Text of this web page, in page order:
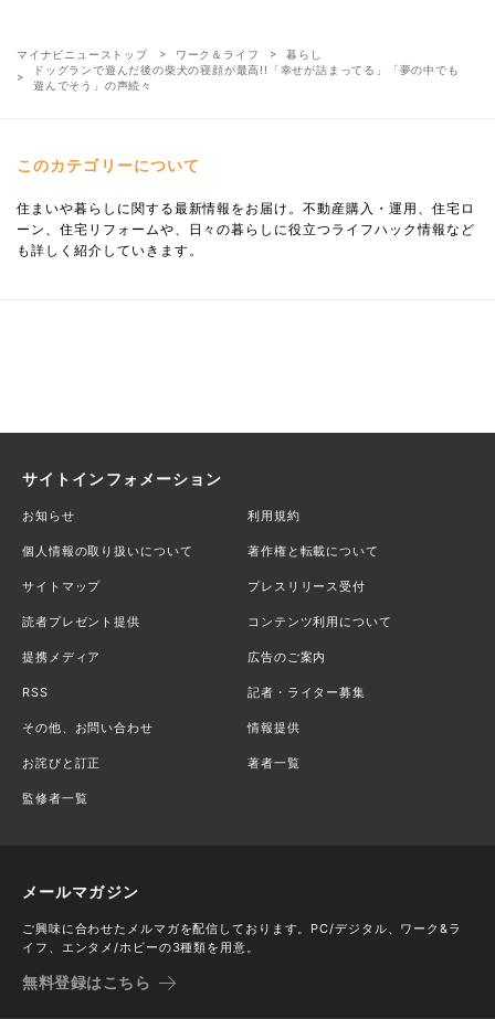
マイナビニューストップ ワーク＆ライフ
暮らし
ドッグランで遊んだ後の柴犬の寝顔が最高!!「幸せが詰まってる」「夢の中でも
遊んでそう」の声続々
このカテゴリーについて
住まいや暮らしに関する最新情報をお届け。不動産購入・運用、住宅ロ
ーン、住宅リフォームや、日々の暮らしに役立つライフハック情報など
も詳しく紹介していきます。
サイトインフォメーション
お知らせ 利用規約
個人情報の取り扱いについて 著作権と転載について
サイトマップ プレスリリース受付
読者プレゼント提供 コンテンツ利用について
提携メディア 広告のご案内
RSS 記者・ライター募集
その他、お問い合わせ 情報提供
お詫びと訂正 著者一覧
監修者一覧
メールマガジン
ご興味に合わせたメルマガを配信しております。PC/デジタル、ワーク&ラ
イフ、エンタメ/ホビーの3種類を用意。
無料登録はこちら